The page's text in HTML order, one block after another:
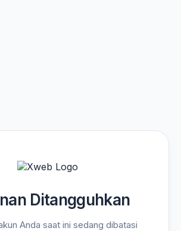
Ditangguhkan
Anda saat ini sedang dibatasi